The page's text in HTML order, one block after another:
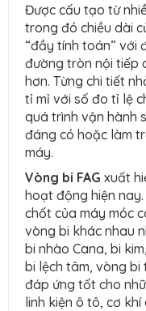
Được cấu tạo từ
trong đó chiều dài
“đầy tính toán” với
đường tròn nội tiếp
hơn. Từng chi tiết
tỉ mỉ với số đo tỉ lệ
quá trình vận hành
đáng có hoặc làm
máy.
Vòng bi FAG xuất
hoạt động hiện
chốt của máy móc
vòng bi khác nhau
bi nhào Cana, bi
bi lệch tâm, vòng bi
đáp ứng tốt cho
linh kiện ô tô, cơ khí